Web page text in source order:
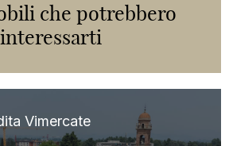
che potrebbero
interessarti
Vimercate